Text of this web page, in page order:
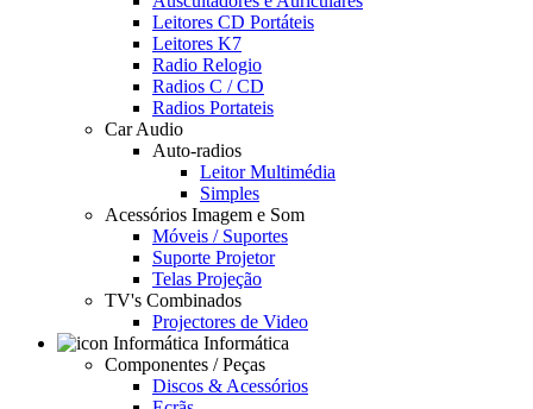
Leitores CD Portáteis
Leitores K7
Radio Relogio
Radios C / CD
Radios Portateis
Car Audio
Auto-radios
Leitor Multimédia
Simples
Acessórios Imagem e Som
Móveis / Suportes
Suporte Projetor
Telas Projeção
TV's Combinados
Projectores de Video
Informática
Componentes / Peças
Discos & Acessórios